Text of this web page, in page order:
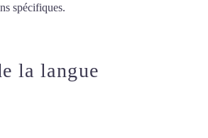
spécifiques.
la langue